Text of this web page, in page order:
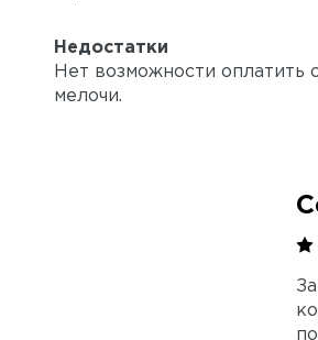
Недостатки
Нет возможности оплатить
мелочи.